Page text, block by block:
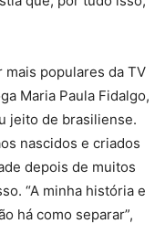
mais populares da TV
Maria Paula Fidalgo,
jeito de brasiliense.
nascidos e criados
depois de muitos
“A minha história e
há como separar”,